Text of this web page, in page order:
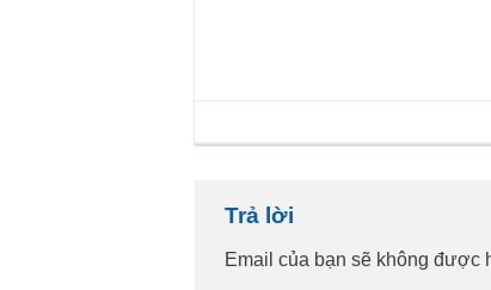
Trả lời
Email của bạn sẽ không được